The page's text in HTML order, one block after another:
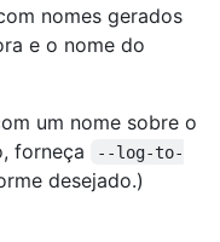
nomes gerados
e o nome do
um nome sobre o
forneça
--log-to-
desejado.)